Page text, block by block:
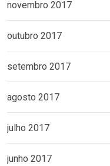
novembro 2017
outubro 2017
setembro 2017
agosto 2017
julho 2017
junho 2017